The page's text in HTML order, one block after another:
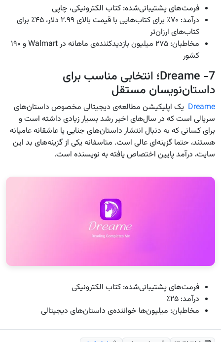
فرمت‌های پشتیبانی‌شده: کتاب الکترونیکی، چاپی
درآمد: ۷۰٪ برای کتاب‌هایی با قیمت بالای ۲.۹۹ دلار، ۴۵٪ برای
کتاب‌های ارزان‌تر
مخاطبان: ۲۷۵ میلیون بازدیدکننده‌ی ماهانه در Walmart و ۱۹۰
کشور
7- Dreame؛ انتخابی مناسب برای
داستان‌نویسان مستقل
Dreame یک اپلیکیشن مطالعه‌ی دیجیتالی مخصوص داستان‌های
سریالی است که در سال‌های اخیر رشد بسیار زیادی داشته است و
برای کسانی که به دنبال انتشار داستان‌های جنایی یا عاشقانه عامیانه
هستند، حتما گزینه‌ای عالی است. متاسفانه یکی از گزینه‌های بد این
سایت، درآمد پایین اختصاص یافته به نویسنده است.
فرمت‌های پشتیبانی‌شده: کتاب الکترونیکی
درآمد: ۲۵٪
مخاطبان: میلیون‌ها خواننده‌ی داستان‌های دیجیتالی